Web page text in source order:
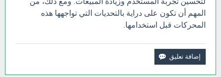
المهم أن تكون على دراية بالتحديات التي تواجهها هذه
المحركات قبل استخدامها.